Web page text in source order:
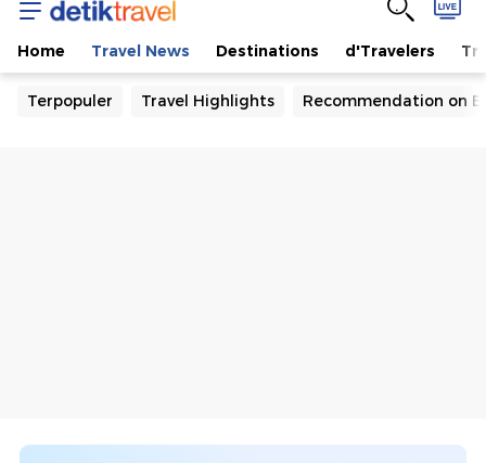
Home Travel News Destinations d'Travelers
Terpopuler Travel Highlights Recommendation on